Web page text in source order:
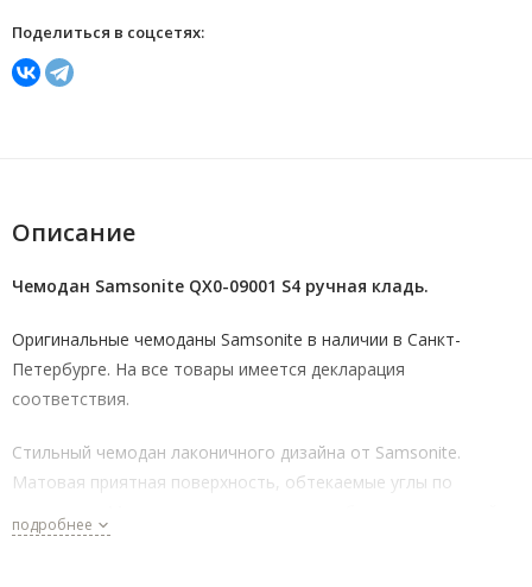
Поделиться в соцсетях:
Описание
Чемодан Samsonite QX0-09001 S4 ручная кладь.
Оригинальные чемоданы Samsonite в наличии в Санкт-
Петербурге. На все товары имеется декларация
соответствия.
Стильный чемодан лаконичного дизайна от Samsonite.
Матовая приятная поверхность, обтекаемые углы по
периметру. Материал чемодана поликарбонат, внутренний
материал жаккард от Recyclex-полиэстер из
подробнее